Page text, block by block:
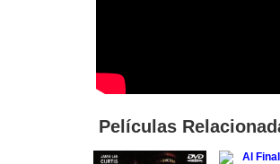
Películas